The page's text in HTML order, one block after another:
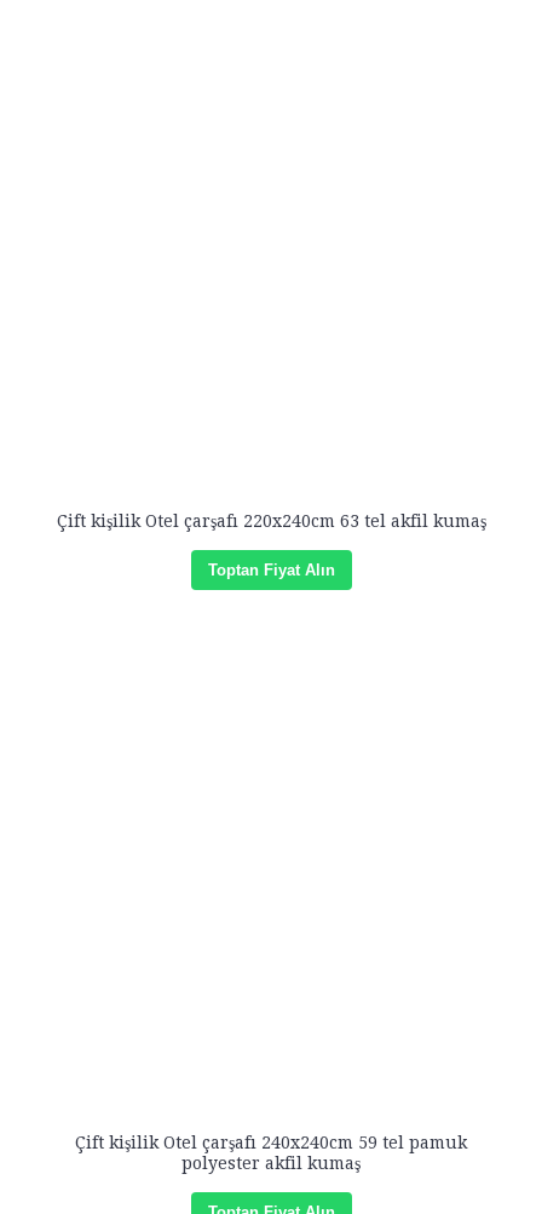
Çift kişilik Otel çarşafı 220x240cm 63 tel akfil kumaş
Toptan Fiyat Alın
Çift kişilik Otel çarşafı 240x240cm 59 tel pamuk
polyester akfil kumaş